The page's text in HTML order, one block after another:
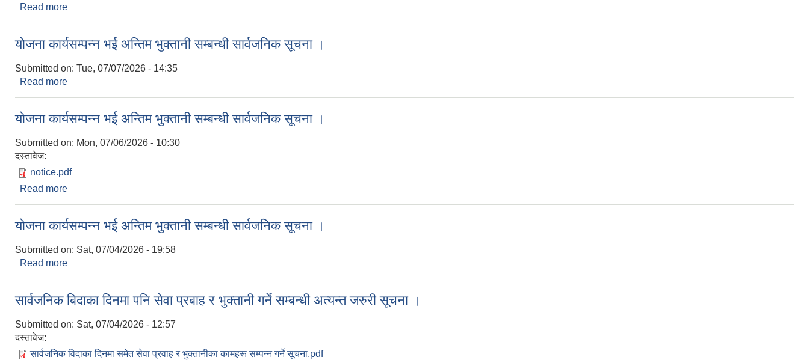
Read more
योजना कार्यसम्पन्न भई अन्तिम भुक्तानी सम्बन्धी सार्वजनिक सूचना ।
Submitted on: Tue, 07/07/2026 - 14:35
Read more
योजना कार्यसम्पन्न भई अन्तिम भुक्तानी सम्बन्धी सार्वजनिक सूचना ।
Submitted on: Mon, 07/06/2026 - 10:30
दस्तावेज:
notice.pdf
Read more
योजना कार्यसम्पन्न भई अन्तिम भुक्तानी सम्बन्धी सार्वजनिक सूचना ।
Submitted on: Sat, 07/04/2026 - 19:58
Read more
सार्वजनिक बिदाका दिनमा पनि सेवा प्रबाह र भुक्तानी गर्ने सम्बन्धी अत्यन्त जरुरी सूचना ।
Submitted on: Sat, 07/04/2026 - 12:57
दस्तावेज:
सार्वजनिक विदाका दिनमा समेत सेवा प्रवाह र भुक्तानीका कामहरू सम्पन्न गर्ने सूचना.pdf